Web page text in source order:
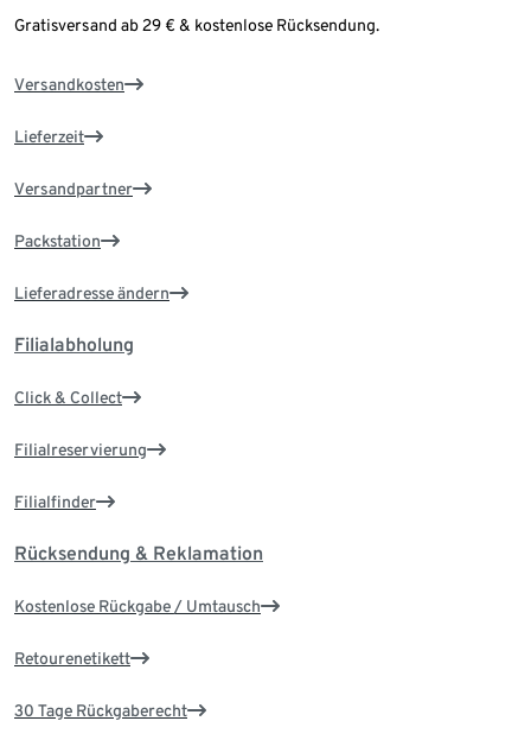
Gratisversand ab 29 € & kostenlose Rücksendung.
Versandkosten
Lieferzeit
Versandpartner
Packstation
Lieferadresse ändern
Filialabholung
Click & Collect
Filialreservierung
Filialfinder
Rücksendung & Reklamation
Kostenlose Rückgabe / Umtausch
Retourenetikett
30 Tage Rückgaberecht